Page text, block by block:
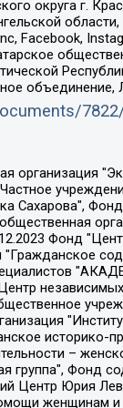
округа г.
Facebook,
движений", Фонд "В защиту прав заключенных", Частное учреждение "Центр поддержки и содействия развитию средств массовой информации", Пензенский региональный общественный благотворительный фонд "Гражданский союз", "Север.Реалии", Некоммерческая организация Фонд "Правовая инициатива", Общество с ограниченной ответственностью "Радио Свободная Европа/Радио Свобода", Чешское информационное агентство "MEDIUM-ORIENT", Красноярская региональная общественная организация "Мы против СПИДа", Камалягин Денис Николаевич, Маркелов Сергей Евгеньевич, Пономарев Лев Александрович, Савицкая Людмила Алексеевна, Автономная некоммерческая организация "Центр по работе с проблемой насилия "НАСИЛИЮ.НЕТ", Межрегиональный профессиональный союз работников здравоохранения "Альянс врачей", Юридическое лицо, зарегистрированное в Латвийской Республике, SIA "Medusa Project" (регистрационный номер 40103797863, дата регистрации 10.06.2014), Некоммерческая организация